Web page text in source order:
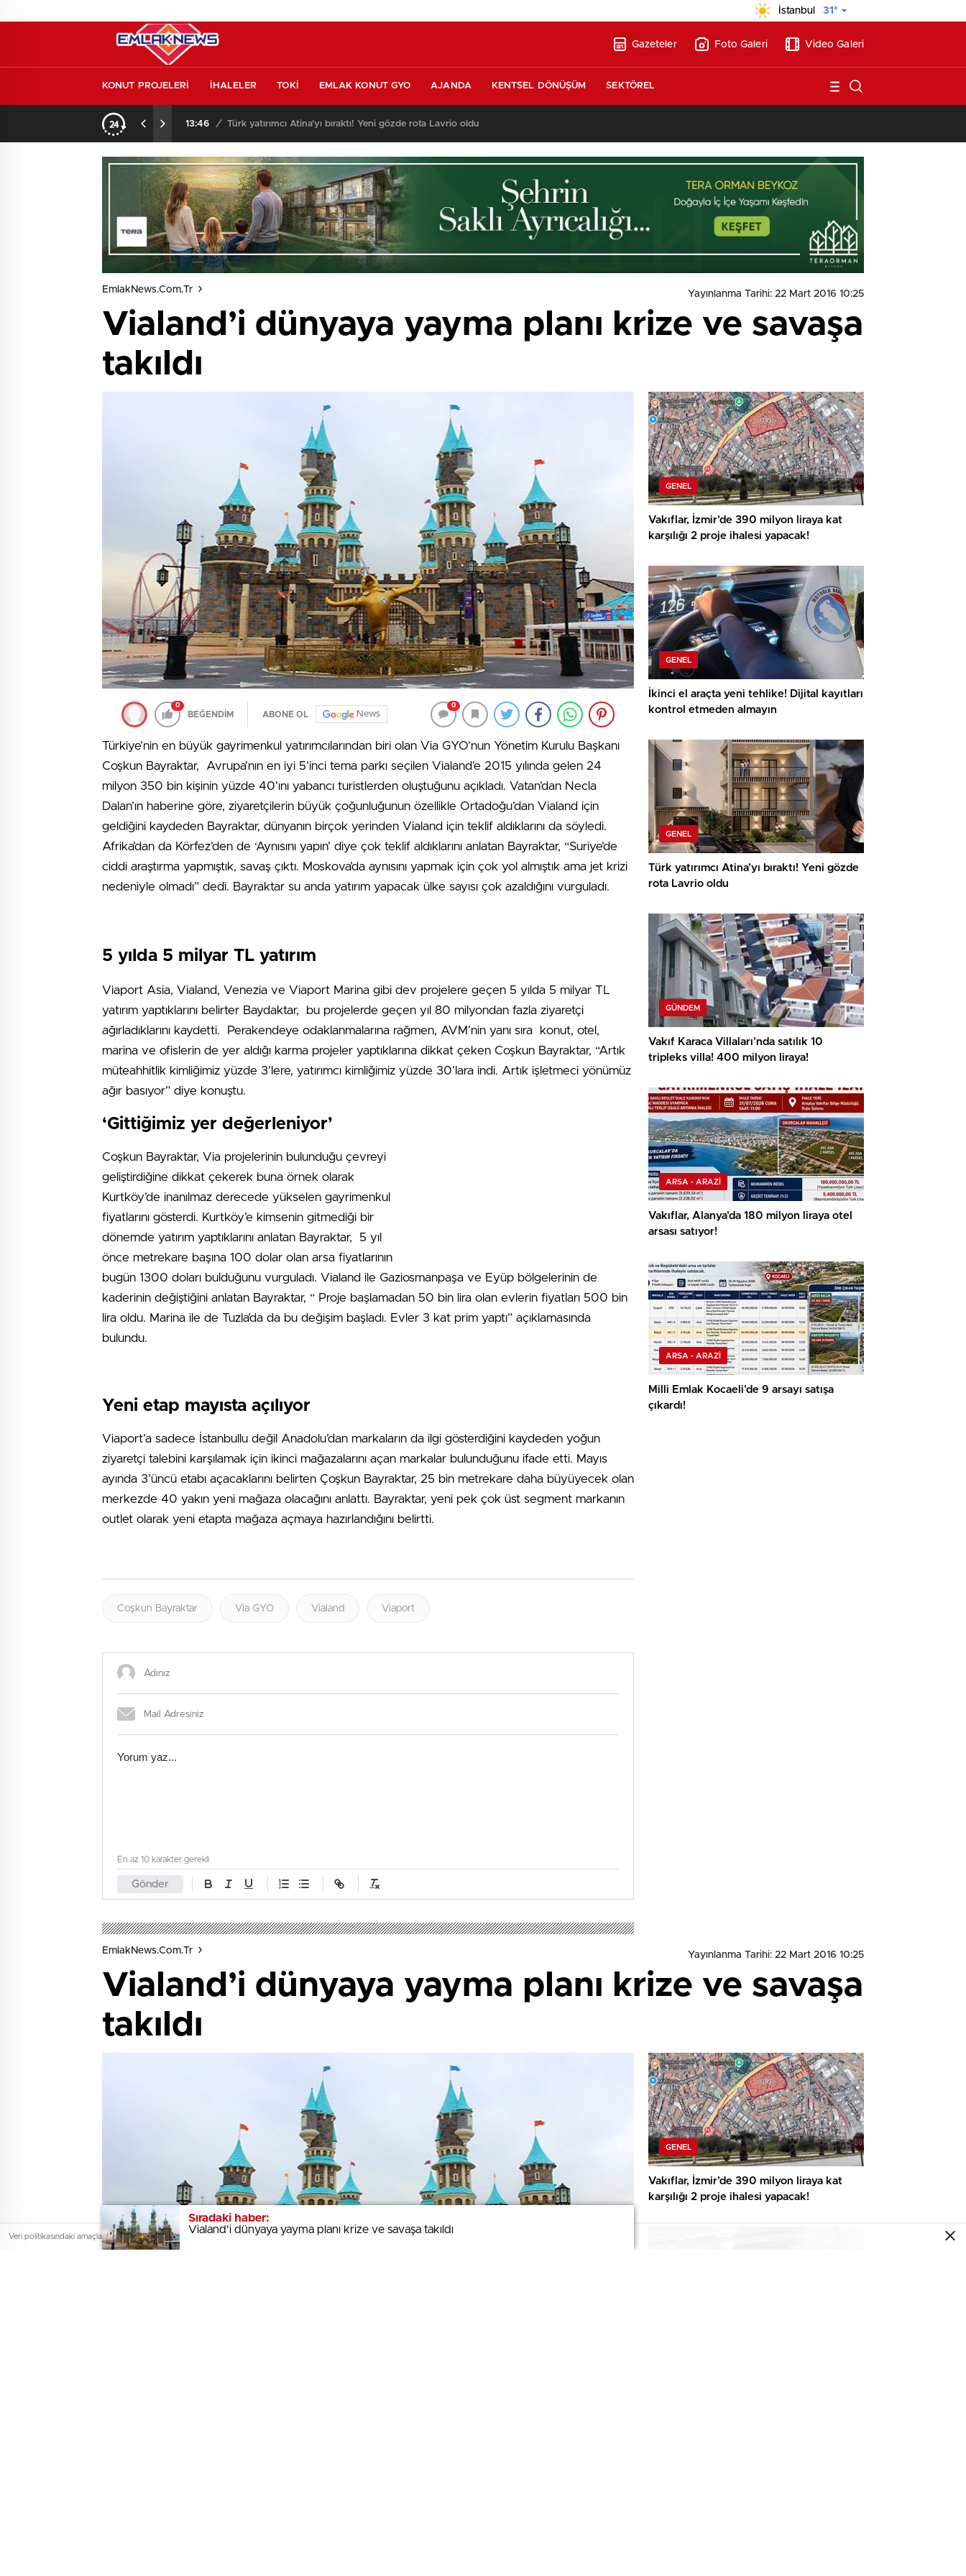
İstanbul 31°
Gazeteler Foto Galeri Video Galeri
KONUT PROJELERİ İHALELER TOKİ EMLAK KONUT GYO AJANDA KENTSEL DÖNÜŞÜM SEKTÖREL
13:46 / Türk yatırımcı Atina’yı bıraktı! Yeni gözde rota Lavrio oldu
EmlakNews.com.tr Yayınlanma Tarihi: 22 Mart 2016 10:25
Vialand’i dünyaya yayma planı krize ve savaşa
takıldı
0
BEĞENDİM ABONE OL News
0
Türkiye’nin en büyük gayrimenkul yatırımcılarından biri olan Via GYO’nun Yönetim Kurulu Başkanı
Coşkun Bayraktar, Avrupa’nın en iyi 5’inci tema parkı seçilen Vialand’e 2015 yılında gelen 24
milyon 350 bin kişinin yüzde 40’ını yabancı turistlerden oluştuğunu açıkladı. Vatan’dan Necla
Dalan’ın haberine göre, ziyaretçilerin büyük çoğunluğunun özellikle Ortadoğu’dan Vialand için
geldiğini kaydeden Bayraktar, dünyanın birçok yerinden Vialand için teklif aldıklarını da söyledi.
Afrika’dan da Körfez’den de ‘Aynısını yapın’ diye çok teklif aldıklarını anlatan Bayraktar, “Suriye’de
ciddi araştırma yapmıştık, savaş çıktı. Moskova’da aynısını yapmak için çok yol almıştık ama jet krizi
nedeniyle olmadı” dedi. Bayraktar su anda yatırım yapacak ülke sayısı çok azaldığını vurguladı.
5 yılda 5 milyar TL yatırım
Viaport Asia, Vialand, Venezia ve Viaport Marina gibi dev projelere geçen 5 yılda 5 milyar TL
yatırım yaptıklarını belirter Baydaktar, bu projelerde geçen yıl 80 milyondan fazla ziyaretçi
ağırladıklarını kaydetti. Perakendeye odaklanmalarına rağmen, AVM’nin yanı sıra konut, otel,
marina ve ofislerin de yer aldığı karma projeler yaptıklarına dikkat çeken Coşkun Bayraktar, “Artık
müteahhitlik kimliğimiz yüzde 3’lere, yatırımcı kimliğimiz yüzde 30’lara indi. Artık işletmeci yönümüz
ağır basıyor” diye konuştu.
‘Gittiğimiz yer değerleniyor’
Coşkun Bayraktar, Via projelerinin bulunduğu çevreyi
geliştirdiğine dikkat çekerek buna örnek olarak
Kurtköy’de inanılmaz derecede yükselen gayrimenkul
fiyatlarını gösterdi. Kurtköy’e kimsenin gitmediği bir
dönemde yatırım yaptıklarını anlatan Bayraktar, 5 yıl
önce metrekare başına 100 dolar olan arsa fiyatlarının
bugün 1300 doları bulduğunu vurguladı. Vialand ile Gaziosmanpaşa ve Eyüp bölgelerinin de
kaderinin değiştiğini anlatan Bayraktar, “ Proje başlamadan 50 bin lira olan evlerin fiyatları 500 bin
lira oldu. Marina ile de Tuzla’da da bu değişim başladı. Evler 3 kat prim yaptı” açıklamasında
bulundu.
Yeni etap mayısta açılıyor
Viaport’a sadece İstanbullu değil Anadolu’dan markaların da ilgi gösterdiğini kaydeden yoğun
ziyaretçi talebini karşılamak için ikinci mağazalarını açan markalar bulunduğunu ifade etti. Mayıs
ayında 3’üncü etabı açacaklarını belirten Çoşkun Bayraktar, 25 bin metrekare daha büyüyecek olan
merkezde 40 yakın yeni mağaza olacağını anlattı. Bayraktar, yeni pek çok üst segment markanın
outlet olarak yeni etapta mağaza açmaya hazırlandığını belirtti.
Coşkun Bayraktar Via GYO Vialand Viaport
Gönder
En az 10 karakter gerekli
Sıradaki haber:
Vialand’i dünyaya yayma planı krize ve savaşa takıldı
GENEL
Vakıflar, İzmir’de 390 milyon liraya kat
karşılığı 2 proje ihalesi yapacak!
GENEL
İkinci el araçta yeni tehlike! Dijital kayıtları
kontrol etmeden almayın
GENEL
Türk yatırımcı Atina’yı bıraktı! Yeni gözde
rota Lavrio oldu
GÜNDEM
Vakıf Karaca Villaları’nda satılık 10
tripleks villa! 400 milyon liraya!
ARSA - ARAZİ
Vakıflar, Alanya’da 180 milyon liraya otel
arsası satıyor!
ARSA - ARAZİ
Milli Emlak Kocaeli’de 9 arsayı satışa
çıkardı!
EmlakNews.com.tr Yayınlanma Tarihi: 22 Mart 2016 10:25
Vialand’i dünyaya yayma planı krize ve savaşa
takıldı
Sıradaki haber:
Vialand’i dünyaya yayma planı krize ve savaşa takıldı
GENEL
Vakıflar, İzmir’de 390 milyon liraya kat
karşılığı 2 proje ihalesi yapacak!
Veri politikasındaki amaçlarla sınırlı ve mevzuata uygun şekilde çerez kullanıyoruz. Sitemizi kullanmaya devam ederek bunu kabul etmiş olursunuz.